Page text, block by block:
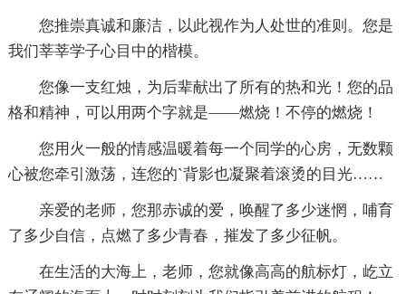
您推崇真诚和廉洁，以此视作为人处世的准则。您是
我们莘莘学子心目中的楷模。
您像一支红烛，为后辈献出了所有的热和光！您的品
格和精神，可以用两个字就是——燃烧！不停的燃烧！
您用火一般的情感温暖着每一个同学的心房，无数颗
心被您牵引激荡，连您的`背影也凝聚着滚烫的目光……
亲爱的老师，您那赤诚的爱，唤醒了多少迷惘，哺育
了多少自信，点燃了多少青春，摧发了多少征帆。
在生活的大海上，老师，您就像高高的航标灯，屹立